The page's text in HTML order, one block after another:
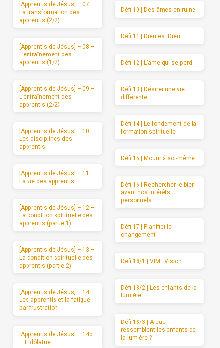
[Apprentis de Jésus] – 07 –
La transformation des
apprentis (2/2)
[Apprentis de Jésus] – 08 –
L’entraînement des
apprentis (1/2)
[Apprentis de Jésus] – 09 –
L’entraînement des
apprentis (2/2)
[Apprentis de Jésus] – 10 –
Les disciplines des
apprentis
[Apprentis de Jésus] – 11 –
La vie des apprentis
[Apprentis de Jésus] – 12 –
La condition spirituelle des
apprentis (partie 1)
[Apprentis de Jésus] – 13 –
La condition spirituelle des
apprentis (partie 2)
[Apprentis de Jésus] – 14 –
Les apprentis et la fatigue
par frustration
[Apprentis de Jésus] – 14b
– L’idôlatrie
Défi 10 | Des âmes en ruine
Défi 11 | Dieu est Dieu
Défi 12 | L’âme qui se perd
Défi 13 | Désirer une vie
différente
Défi 14 | Le fondement de la
formation spirituelle
Défi 15 | Mourir à soi-même
Défi 16 | Rechercher le bien
avant nos intérêts
personnels
Défi 17 | Planifier le
changement
Défi 18/1 | VIM : Vision
Défi 18/2 | Les enfants de la
lumière
Défi 18/3 | A quoi
ressemblent les enfants de
la lumière ?